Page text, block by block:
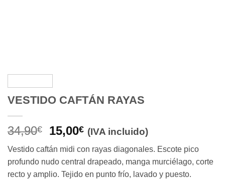
VESTIDO CAFTÁN RAYAS
34,90€
El
precio
original
era:
15,00€El
actual
es:
(IVA incluido)
Vestido caftán midi con rayas diagonales. Escote pico
profundo nudo central drapeado, manga murciélago, corte
recto y amplio. Tejido en punto frío, lavado y puesto.